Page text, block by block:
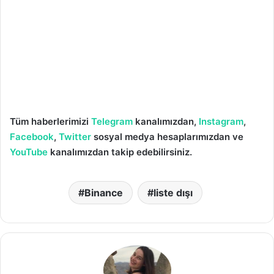
Tüm haberlerimizi Telegram kanalımızdan, Instagram,
Facebook, Twitter sosyal medya hesaplarımızdan ve
YouTube kanalımızdan takip edebilirsiniz.
Binance liste dışı